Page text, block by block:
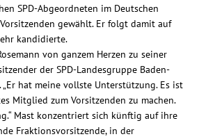
SPD-Abgeordneten im Deutschen
gewählt. Er folgt damit auf
kandidierte.
von ganzem Herzen zu seiner
der SPD-Landesgruppe Baden-
„Er hat meine vollste Unterstützung. Es ist
Mitglied zum Vorsitzenden zu machen.
Mast konzentriert sich künftig auf ihre
Fraktionsvorsitzende, in der